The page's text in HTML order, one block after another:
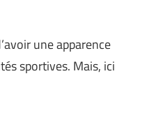
une apparence
sportives. Mais, ici